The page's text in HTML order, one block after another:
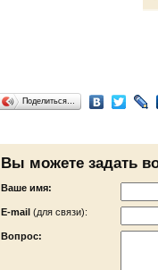
Поделиться…
Вы можете задать
Ваше имя:
Е-mail (для связи):
Вопрос: